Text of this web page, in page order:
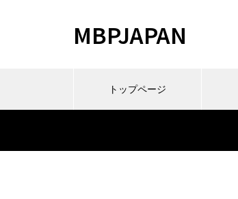
MBPJAPAN
トップページ